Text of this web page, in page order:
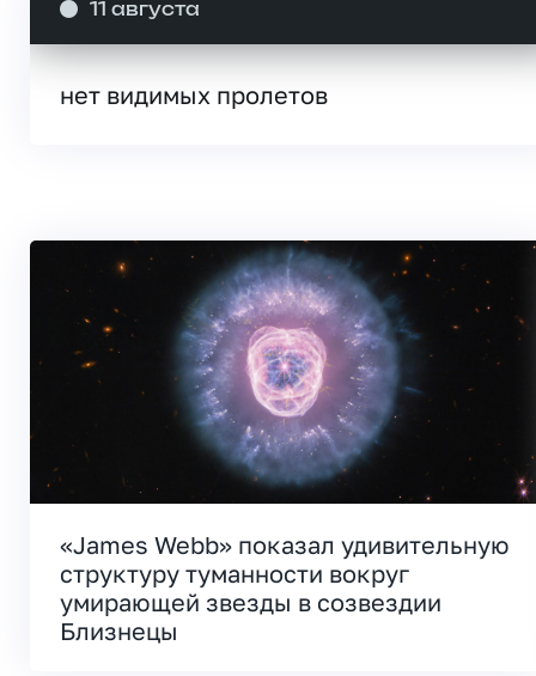
11 августа
нет видимых пролетов
«James Webb» показал удивительную
структуру туманности вокруг
умирающей звезды в созвездии
Близнецы